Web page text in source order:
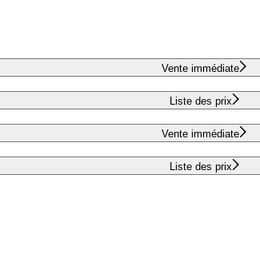
Vente immédiate
Liste des prix
Vente immédiate
Liste des prix